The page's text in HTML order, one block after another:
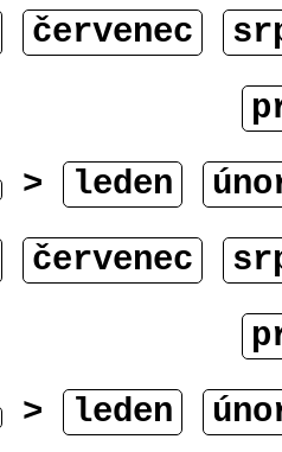
červenec
> leden
červenec
> leden